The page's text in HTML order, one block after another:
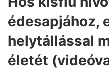
édesapjához,
helytállással
életét